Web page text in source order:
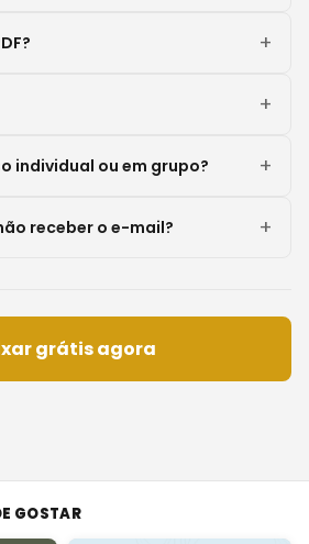
individual ou em grupo?
receber o e-mail?
grátis agora
GOSTAR